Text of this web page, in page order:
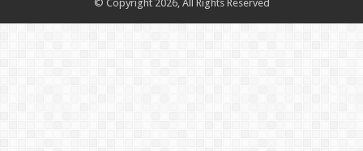
© Copyright 2026, All Rights Reserved